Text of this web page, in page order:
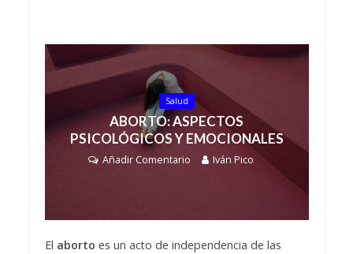
Salud
ABORTO: ASPECTOS
PSICOLÓGICOS Y EMOCIONALES
Añadir Comentario Iván Pico
El aborto es un acto de independencia de las